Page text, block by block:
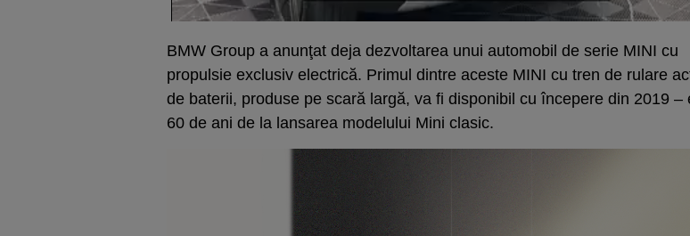
BMW Group a anunţat deja dezvoltarea unui automobil de serie MINI cu
propulsie exclusiv electrică. Primul dintre aceste MINI cu tren de rulare
de baterii, produse pe scară largă, va fi disponibil cu începere din 2019 –
60 de ani de la lansarea modelului Mini clasic.